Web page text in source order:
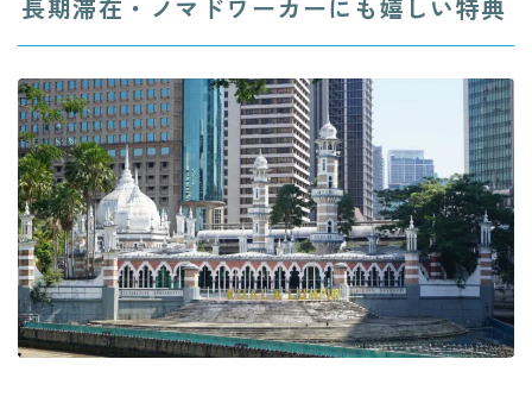
長期滞在・ノマドワーカーにも嬉しい特典